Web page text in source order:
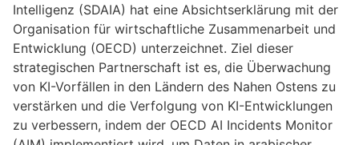
Intelligenz (SDAIA) hat eine Absichtserklärung mit der
Organisation für wirtschaftliche Zusammenarbeit und
Entwicklung (OECD) unterzeichnet. Ziel dieser
strategischen Partnerschaft ist es, die Überwachung
von KI-Vorfällen in den Ländern des Nahen Ostens zu
verstärken und die Verfolgung von KI-Entwicklungen
zu verbessern, indem der OECD AI Incidents Monitor